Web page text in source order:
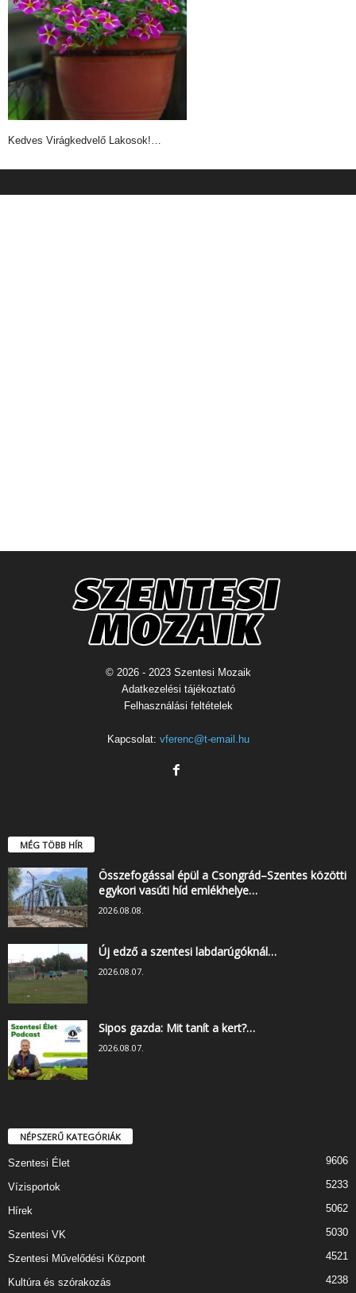
Kedves Virágkedvelő Lakosok!…
© 2026 - 2023 Szentesi Mozaik
Adatkezelési tájékoztató
Felhasználási feltételek
Kapcsolat: vferenc@t-email.hu
MÉG TÖBB HÍR
Összefogással épül a Csongrád–Szentes közötti
egykori vasúti híd emlékhelye…
2026.08.08.
Új edző a szentesi labdarúgóknál…
2026.08.07.
Sipos gazda: Mit tanít a kert?…
2026.08.07.
NÉPSZERŰ KATEGÓRIÁK
Szentesi Élet 9606
Vízisportok 5233
Hírek 5062
Szentesi VK 5030
Szentesi Művelődési Központ 4521
Kultúra és szórakozás 4238